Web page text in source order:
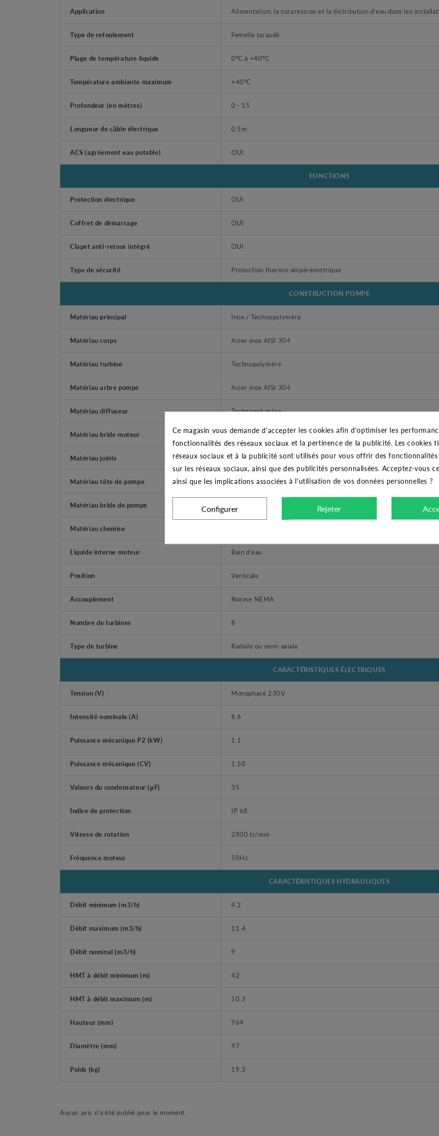
Application Alimentation, la surpression et la distribution d'eau dans les
Type de refoulement Femelle taraudé
Plage de température liquide 0°C à +40°C
Température ambiante maximum +40°C
Profondeur (en mètres) 0 - 15
Longueur de câble électrique 0.5m
ACS (agréement eau potable) OUI
FONCTIONS
Protection électrique OUI
Coffret de démarrage OUI
Clapet anti-retour intégré OUI
Type de sécurité Protection thermo-ampèremetrique
CONSTRUCTION POMPE
Matériau principal Inox / Technopolymère
Matériau corps Acier inox AISI 304
Matériau turbine Technopolymère
Matériau arbre pompe Acier inox AISI 304
Matériau diffuseur Technopolymère
Matériau bride moteur Acier inox AISI 304
Matériau joints Caoutchouc NBR
Matériau tête de pompe Acier inox AISI 304
Matériau bride de pompe
Matériau chemise
Liquide interne moteur Bain d'eau
Position Verticale
Accouplement Norme NEMA
Nombre de turbines 8
Type de turbine Radiale ou semi-axiale
CARACTÉRISTIQUES ÉLECTRIQUES
Tension (V) Monophasé 230V
Intensité nominale (A) 8.6
Puissance mécanique P2 (kW) 1.1
Puissance mécanique (CV) 1.50
Valeurs du condensateur (μF) 35
Indice de protection IP 68
Vitesse de rotation 2800 tr/min
Fréquence moteur 50Hz
CARACTÉRISTIQUES HYDRAULIQUES
Débit minimum (m3/h) 4.2
Débit maximum (m3/h) 11.4
Débit nominal (m3/h) 9
HMT à débit minimum (m) 42
HMT à débit maximum (m) 10.3
Hauteur (mm) 964
Diamètre (mm) 97
Poids (kg) 19.3
Aucun avis n'a été publié pour le moment.
Ce magasin vous demande d'accepter les cookies afin d'optimiser les
fonctionnalités des réseaux sociaux et la pertinence de la publicité. Les cookies
réseaux sociaux et à la publicité sont utilisés pour vous offrir des
sur les réseaux sociaux, ainsi que des publicités personnalisées. Acceptez-vous
ainsi que les implications associées à l'utilisation de vos données personnelles ?
Configurer Rejeter